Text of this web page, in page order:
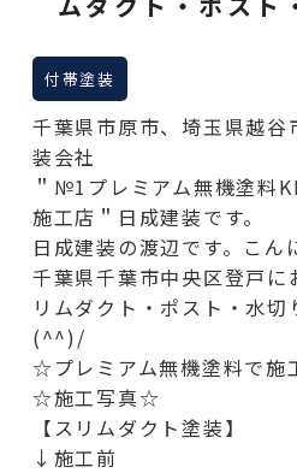
付帯塗装
千葉県市原市、埼玉県越谷
装会社
＂№1プレミアム無機塗料
施工店＂日成建装です。
日成建装の渡辺です。こ
千葉県千葉市中央区登戸に
リムダクト・ポスト・水切
(^^)/
☆プレミアム無機塗料で
☆施工写真☆
【スリムダクト塗装】
↓施工前